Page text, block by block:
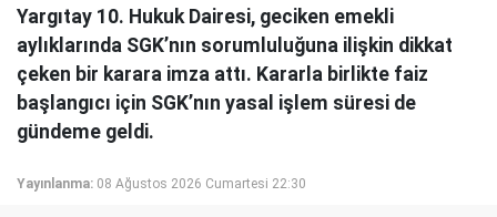
Yargıtay 10. Hukuk Dairesi, geciken emekli
aylıklarında SGK’nın sorumluluğuna ilişkin dikkat
çeken bir karara imza attı. Kararla birlikte faiz
başlangıcı için SGK’nın yasal işlem süresi de
gündeme geldi.
Yayınlanma: 08 Ağustos 2026 Cumartesi 22:30